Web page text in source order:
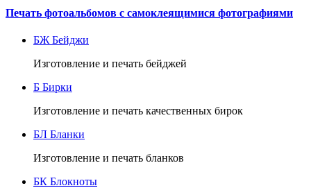
Печать фотоальбомов с самоклеящимися фотографиями
БЖ Бейджи
Изготовление и печать бейджей
Б Бирки
Изготовление и печать качественных бирок
БЛ Бланки
Изготовление и печать бланков
БК Блокноты